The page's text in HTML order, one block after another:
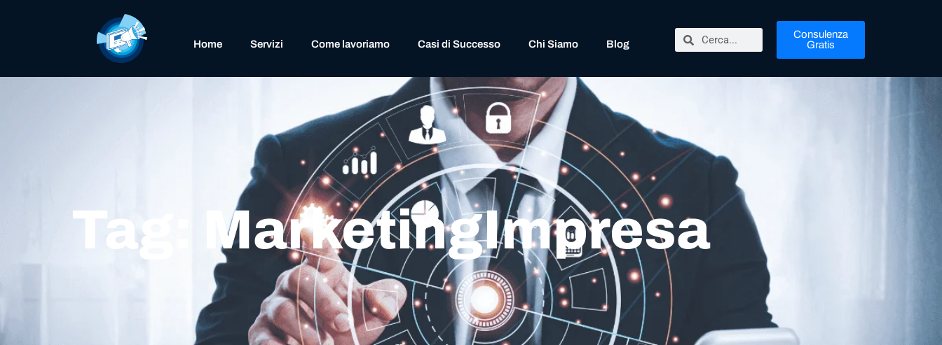
Home Servizi Come lavoriamo Casi di Successo Chi Siamo Blog
Consulenza
Gratis
Tag: MarketingImpresa